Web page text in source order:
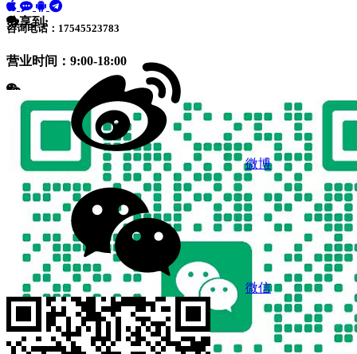
咨询电话：17545523783
营业时间：9:00-18:00
分享到:
微博
微信